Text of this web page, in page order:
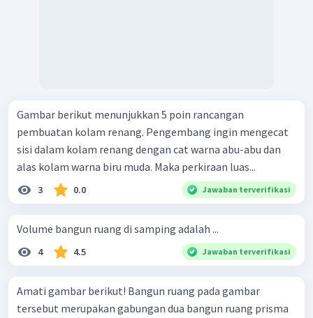
Gambar berikut menunjukkan 5 poin rancangan
pembuatan kolam renang. Pengembang ingin mengecat
sisi dalam kolam renang dengan cat warna abu-abu dan
alas kolam warna biru muda. Maka perkiraan luas...
3 0.0 Jawaban terverifikasi
Volume bangun ruang di samping adalah ...
4 4.5 Jawaban terverifikasi
Amati gambar berikut! Bangun ruang pada gambar
tersebut merupakan gabungan dua bangun ruang prisma